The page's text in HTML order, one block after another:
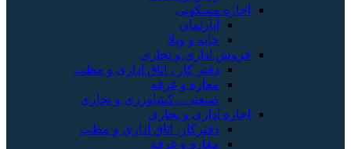
اجاره مسکونی
آپارتمان
خانه و ویلا
فروش اداری و تجاری
دفتر کار ، اتاق اداری و مطب
مغازه و غرفه
صنعتی ، کشاورزی و تجاری
اجاره اداری و تجاری
دفترکار، اتاق اداری و مطب
مغازه و غرفه